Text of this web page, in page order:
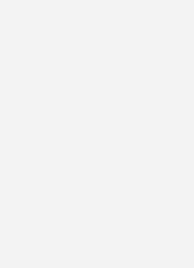
Chillventa mit
auf
mit der Aggregatefertigung neue
auf Wachstumskurs in
von Skandinavien, der Schweiz,